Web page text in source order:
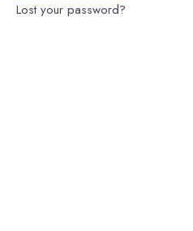
Lost your password?